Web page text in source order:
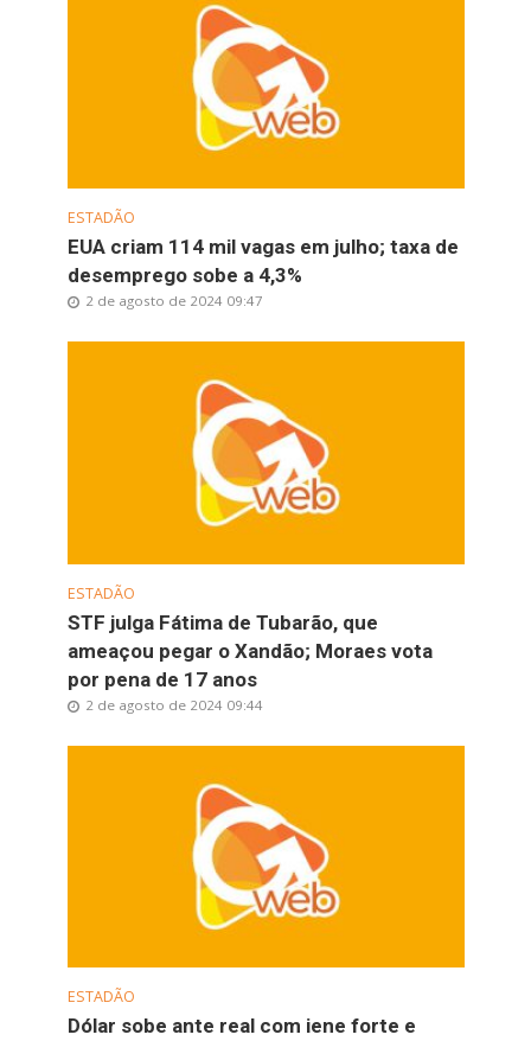
ESTADÃO
EUA criam 114 mil vagas em julho; taxa de
desemprego sobe a 4,3%
2 de agosto de 2024 09:47
ESTADÃO
STF julga Fátima de Tubarão, que
ameaçou pegar o Xandão; Moraes vota
por pena de 17 anos
2 de agosto de 2024 09:44
ESTADÃO
Dólar sobe ante real com iene forte e